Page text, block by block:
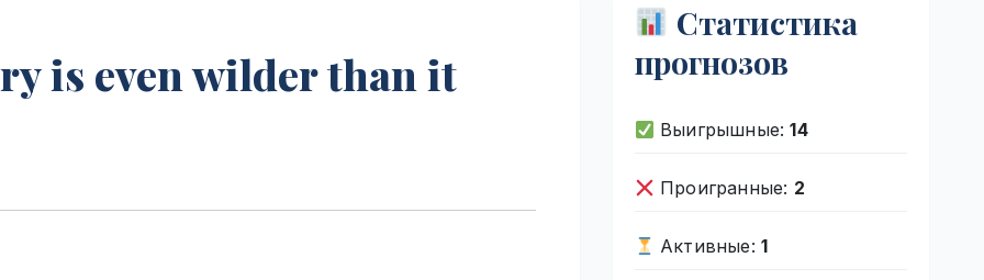
is even wilder than it
Статистика
прогнозов
Выигрышные:14
Проигранные: 2
Активные: 1